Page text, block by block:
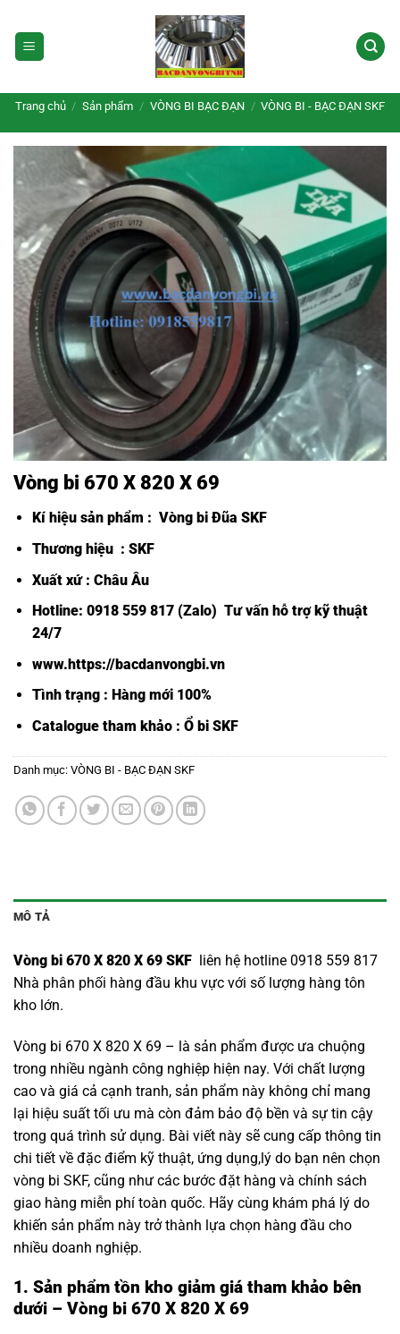
qua
nội
Trang chủ / Sản phẩm / VÒNG BI BẠC ĐẠN / VÒNG BI - BẠC ĐẠN SKF
Vòng bi 670 X 820 X 69
Kí hiệu sản phẩm : Vòng bi Đũa SKF
Thương hiệu : SKF
Xuất xứ : Châu Âu
Hotline: 0918 559 817 (Zalo) Tư vấn hỗ trợ kỹ thuật
24/7
www.https://bacdanvongbi.vn
Tình trạng : Hàng mới 100%
Catalogue tham khảo : Ổ bi SKF
Danh mục: VÒNG BI - BẠC ĐẠN SKF
MÔ TẢ
Vòng bi 670 X 820 X 69 SKF liên hệ hotline 0918 559 817
Nhà phân phối hàng đầu khu vực với số lượng hàng tôn
kho lớn.
Vòng bi 670 X 820 X 69 – là sản phẩm được ưa chuộng
trong nhiều ngành công nghiệp hiện nay. Với chất lượng
cao và giá cả cạnh tranh, sản phẩm này không chỉ mang
lại hiệu suất tối ưu mà còn đảm bảo độ bền và sự tin cậy
trong quá trình sử dụng. Bài viết này sẽ cung cấp thông tin
chi tiết về đặc điểm kỹ thuật, ứng dụng,lý do bạn nên chọn
vòng bi SKF, cũng như các bước đặt hàng và chính sách
giao hàng miễn phí toàn quốc. Hãy cùng khám phá lý do
khiến sản phẩm này trở thành lựa chọn hàng đầu cho
nhiều doanh nghiệp.
1. Sản phẩm tồn kho giảm giá tham khảo bên
dưới – Vòng bi 670 X 820 X 69